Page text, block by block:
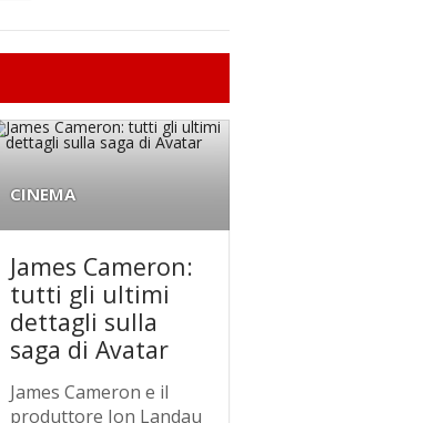
CINEMA
James Cameron:
tutti gli ultimi
dettagli sulla
saga di Avatar
James Cameron e il
produttore Jon Landau